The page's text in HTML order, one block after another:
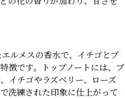
ルメスの香水で、イチゴとブ
徴です。トップノートには、ブ
イチゴやラズベリー、ローズ
洗練された印象に仕上がって